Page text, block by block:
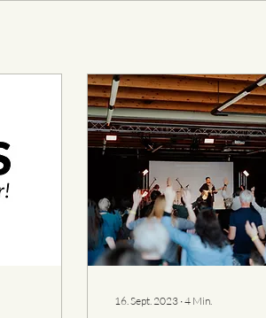
16. Sept. 2023 ∙4 Min.